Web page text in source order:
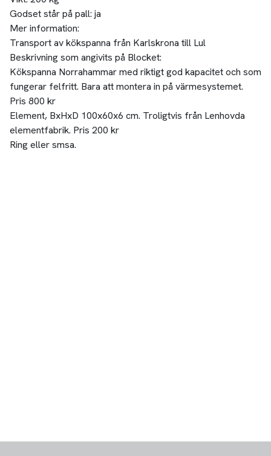
Godset står på pall: ja
Mer information:
Transport av kökspanna från Karlskrona till Lul
Beskrivning som angivits på Blocket:
Kökspanna Norrahammar med riktigt god kapacitet och som
fungerar felfritt. Bara att montera in på värmesystemet.
Pris 800 kr
Element, BxHxD 100x60x6 cm. Troligtvis från Lenhovda
elementfabrik. Pris 200 kr
Ring eller smsa.